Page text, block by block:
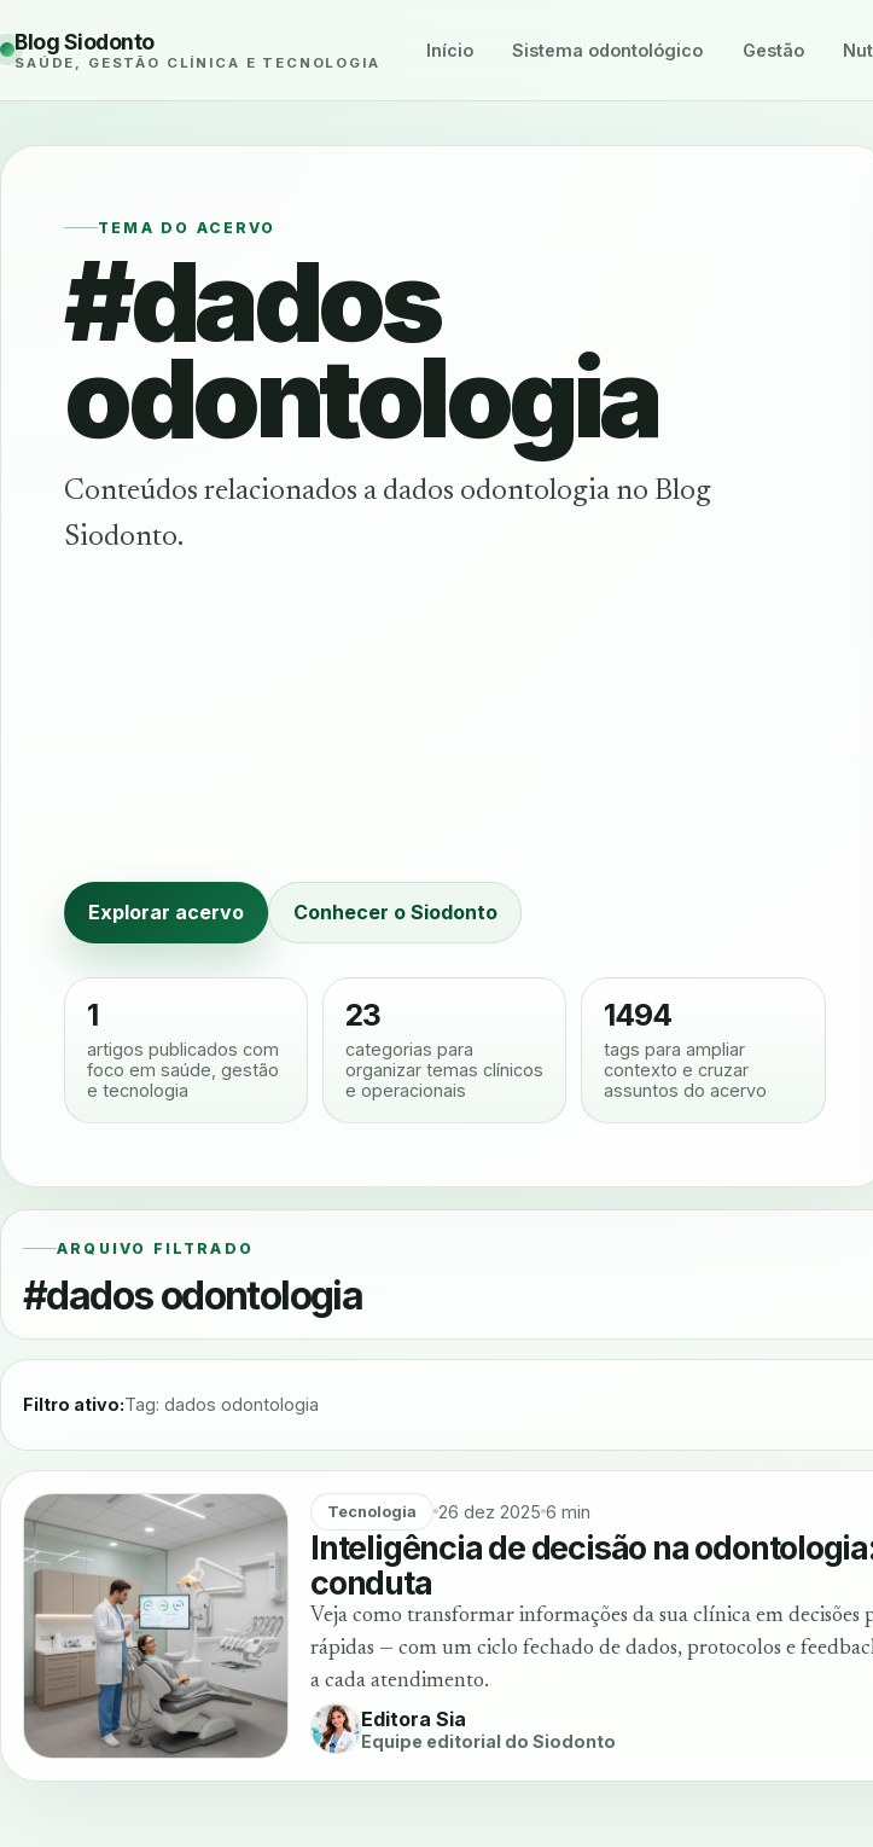
Blog Siodonto
SAÚDE, GESTÃO CLÍNICA E TECNOLOGIA
Início Sistema odontológico Gestão
TEMA DO ACERVO
#dados
odontologia
Conteúdos relacionados a dados odontologia no Blog
Siodonto.
Explorar acervo Conhecer o Siodonto
1
artigos publicados com
foco em saúde, gestão
e tecnologia
23
categorias para
organizar temas clínicos
e operacionais
1494
tags para ampliar
contexto e cruzar
assuntos do acervo
ARQUIVO FILTRADO
#dados odontologia
Filtro ativo:Tag: dados odontologia
Tecnologia 26 dez 2025 6 min
Inteligência de decisão na
conduta
Veja como transformar informações da sua clínica em decisões
rápidas — com um ciclo fechado de dados, protocolos e
a cada atendimento.
Editora Sia
Equipe editorial do Siodonto